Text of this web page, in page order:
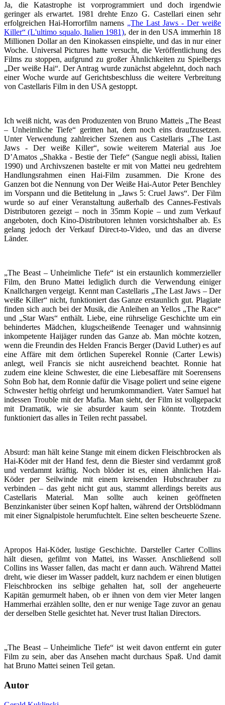
Ja, die Katastrophe ist vorprogrammiert und doch irgendwie
geringer als erwartet. 1981 drehte Enzo G. Castellari einen sehr
erfolgreichen Hai-Horrorfilm namens „The Last Jaws - Der weiße
Killer“ (L'ultimo squalo, Italien 1981), der in den USA immerhin 18
Millionen Dollar an den Kinokassen einspielte, und das in nur einer
Woche. Universal Pictures hatte versucht, die Veröffentlichung des
Films zu stoppen, aufgrund zu großer Ähnlichkeiten zu Spielbergs
„Der weiße Hai“. Der Antrag wurde zunächst abgelehnt, doch nach
einer Woche wurde auf Gerichtsbeschluss die weitere Verbreitung
von Castellaris Film in den USA gestoppt.
Ich weiß nicht, was den Produzenten von Bruno Matteis „The Beast
– Unheimliche Tiefe“ geritten hat, dem noch eins draufzusetzen.
Unter Verwendung zahlreicher Szenen aus Castellaris „The Last
Jaws - Der weiße Killer“, sowie weiterem Material aus Joe
D’Amatos „Shakka - Bestie der Tiefe“ (Sangue negli abissi, Italien
1990) und Archivszenen bastelte er mit von Mattei neu gedrehtem
Handlungsrahmen einen Hai-Film zusammen. Die Krone des
Ganzen bot die Nennung von Der Weiße Hai-Autor Peter Benchley
im Vorspann und die Betitelung in „Jaws 5: Cruel Jaws“. Der Film
wurde so auf einer Veranstaltung außerhalb des Cannes-Festivals
Distributoren gezeigt – noch in 35mm Kopie – und zum Verkauf
angeboten, doch Kino-Distributoren lehnten vorsichtshalber ab. Es
gelang jedoch der Verkauf Direct-to-Video, und das an diverse
Länder.
„The Beast – Unheimliche Tiefe“ ist ein erstaunlich kommerzieller
Film, den Bruno Mattei lediglich durch die Verwendung einiger
Knallchargen vergeigt. Kennt man Castellaris „The Last Jaws – Der
weiße Killer“ nicht, funktioniert das Ganze erstaunlich gut. Plagiate
finden sich auch bei der Musik, die Anleihen an Yellos „The Race“
und „Star Wars“ enthält. Liebe, eine rührselige Geschichte um ein
behindertes Mädchen, klugscheißende Teenager und wahnsinnig
inkompetente Haijäger runden das Ganze ab. Man möchte kotzen,
wenn die Freundin des Helden Francis Berger (David Luther) es auf
eine Affäre mit dem örtlichen Superekel Ronnie (Carter Lewis)
anlegt, weil Francis sie nicht ausreichend beachtet. Ronnie hat
zudem eine kleine Schwester, die eine Liebesaffäre mit Soerensens
Sohn Bob hat, dem Ronnie dafür die Visage poliert und seine eigene
Schwester heftig ohrfeigt und herumkommandiert. Vater Samuel hat
indessen Trouble mit der Mafia. Man sieht, der Film ist vollgepackt
mit Dramatik, wie sie absurder kaum sein könnte. Trotzdem
funktioniert das alles in Teilen recht passabel.
Absurd: man hält keine Stange mit einem dicken Fleischbrocken als
Hai-Köder mit der Hand fest, denn die Biester sind verdammt groß
und verdammt kräftig. Noch blöder ist es, einen ähnlichen Hai-
Köder per Seilwinde mit einem kreisenden Hubschrauber zu
verbinden – das geht nicht gut aus, stammt allerdings bereits aus
Castellaris Material. Man sollte auch keinen geöffneten
Benzinkanister über seinen Kopf halten, während der Ortsblödmann
mit einer Signalpistole herumfuchtelt. Eine selten bescheuerte Szene.
Apropos Hai-Köder, lustige Geschichte. Darsteller Carter Collins
hält diesen, gefilmt von Mattei, ins Wasser. Anschließend soll
Collins ins Wasser fallen, das macht er dann auch. Während Mattei
dreht, wie dieser im Wasser paddelt, kurz nachdem er einen blutigen
Fleischbrocken ins selbige gehalten hat, soll der angeheuerte
Kapitän gemurmelt haben, ob er ihnen von dem vier Meter langen
Hammerhai erzählen sollte, den er nur wenige Tage zuvor an genau
der derselben Stelle gesichtet hat. Never trust Italian Directors.
„The Beast – Unheimliche Tiefe“ ist weit davon entfernt ein guter
Film zu sein, aber das Ansehen macht durchaus Spaß. Und damit
hat Bruno Mattei seinen Teil getan.
Autor